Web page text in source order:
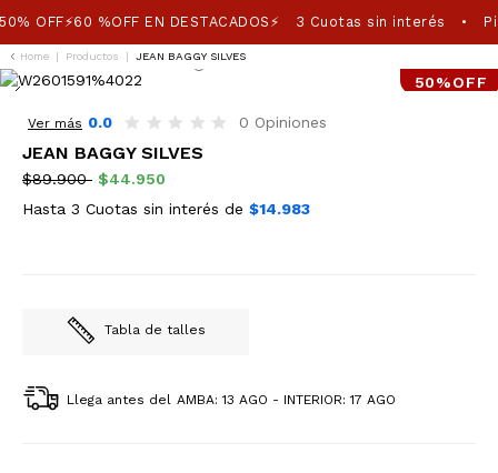
OFF⚡60 %OFF EN DESTACADOS⚡ 3 Cuotas sin interés •
Home | Productos | JEAN BAGGY SILVES
50%OFF
Ver más 0.0 0 Opiniones
JEAN BAGGY SILVES
$89.900 $44.950
Hasta 3 Cuotas sin interés de $14.983
Tabla de talles
Llega antes del AMBA: 13 AGO - INTERIOR: 17 AGO